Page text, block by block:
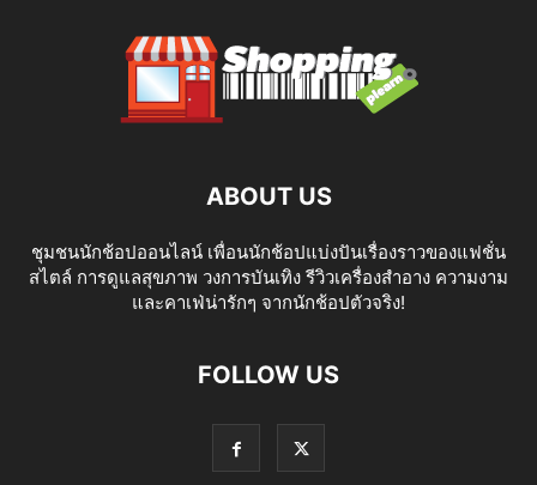
ABOUT US
ชุมชนนักช้อปออนไลน์ เพื่อนนักช้อปแบ่งปันเรื่องราวของแฟชั่น
สไตล์ การดูแลสุขภาพ วงการบันเทิง รีวิวเครื่องสำอาง ความงาม
และคาเฟ่น่ารักๆ จากนักช้อปตัวจริง!
FOLLOW US